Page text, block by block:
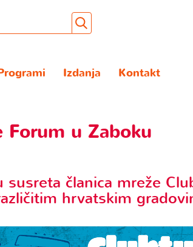
Izdanja Kontakt
Forum u Zaboku
susreta članica mreže
hrvatskim